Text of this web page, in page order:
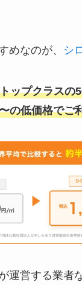
めなのが、 シ
ップクラスの
の低価格でご
運営する業者